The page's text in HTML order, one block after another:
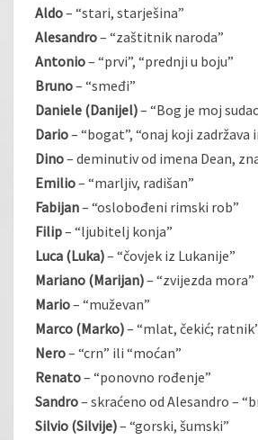
Aldo– “stari, starješina”
Alesandro– “zaštitnik naroda”
Antonio– “prvi”, “prednji u boju”
Bruno– “smeđi”
Daniele (Danijel)– “Bog je moj
Dario– “bogat”, “onaj koji zadržava
Dino– deminutiv od imena Dean,
Emilio– “marljiv, radišan”
Fabijan– “oslobođeni rimski rob”
Filip– “ljubitelj konja”
Luca (Luka)– “čovjek iz Lukanije”
Mariano (Marijan)– “zvijezda mora”
Mario– “muževan”
Marco (Marko)– “mlat, čekić;
Nero– “crn” ili “moćan”
Renato– “ponovno rođenje”
Sandro– skraćeno od Alesandro –
Silvio (Silvije)– “gorski, šumski”